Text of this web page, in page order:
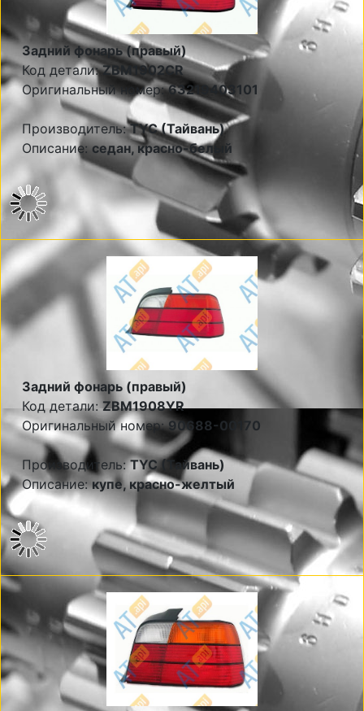
Задний фонарь (правый)
Код детали:ZBM1902CR
Оригинальный номер:63219403101
Производитель:TYC (Тайвань)
Описание:седан, красно-белый
Задний фонарь (правый)
Код детали:ZBM1908YR
Оригинальный номер:90688-00170
Производитель:TYC (Тайвань)
Описание:купе, красно-желтый